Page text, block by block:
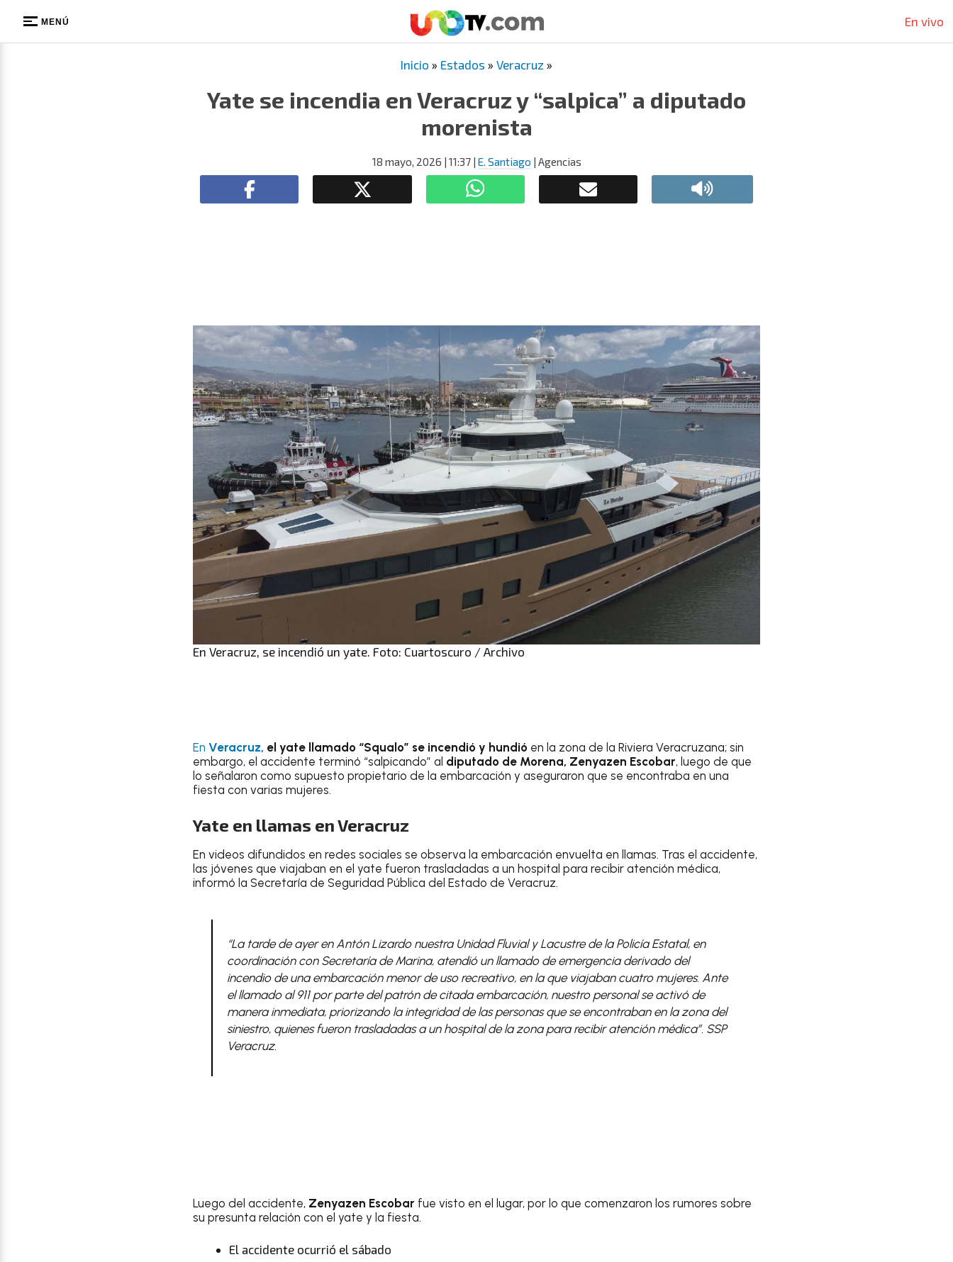
MENÚ En vivo
Inicio » Estados » Veracruz »
Yate se incendia en Veracruz y “salpica” a diputado
morenista
18 mayo, 2026 | 11:37| E. Santiago | Agencias
En Veracruz, se incendió un yate. Foto: Cuartoscuro / Archivo
En Veracruz, el yate llamado “Squalo” se incendió y hundió en la zona de la Riviera Veracruzana; sin
embargo, el accidente terminó “salpicando” al diputado de Morena, Zenyazen Escobar, luego de que
lo señalaron como supuesto propietario de la embarcación y aseguraron que se encontraba en una
fiesta con varias mujeres.
Yate en llamas en Veracruz
En videos difundidos en redes sociales se observa la embarcación envuelta en llamas. Tras el accidente,
las jóvenes que viajaban en el yate fueron trasladadas a un hospital para recibir atención médica,
informó la Secretaría de Seguridad Pública del Estado de Veracruz.
“La tarde de ayer en Antón Lizardo nuestra Unidad Fluvial y Lacustre de la Policía Estatal, en
coordinación con Secretaría de Marina, atendió un llamado de emergencia derivado del
incendio de una embarcación menor de uso recreativo, en la que viajaban cuatro mujeres. Ante
el llamado al 911 por parte del patrón de citada embarcación, nuestro personal se activó de
manera inmediata, priorizando la integridad de las personas que se encontraban en la zona del
siniestro, quienes fueron trasladadas a un hospital de la zona para recibir atención médica”. SSP
Veracruz.
Luego del accidente, Zenyazen Escobar fue visto en el lugar, por lo que comenzaron los rumores sobre
su presunta relación con el yate y la fiesta.
El accidente ocurrió el sábado